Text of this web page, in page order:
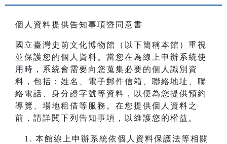
個人資料提供告知事項暨同意書
國立臺灣史前文化博物館（以下簡稱本館）重視
並保護您的個人資料。當您在為線上申辦系統使
用時，系統會需要向您蒐集必要的個人識別資
料，包括：姓名、電子郵件信箱、聯絡地址、聯
絡電話、身分證字號等資料，以便為您提供預約
導覽、場地租借等服務。在您提供個人資料之
前，請詳閱下列告知事項，以維護您的權益。
本館線上申辦系統依個人資料保護法等相關